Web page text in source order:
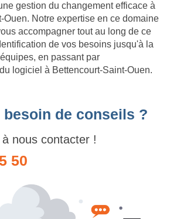
gestion du changement efficace à
Ouen. Notre expertise en ce domaine
accompagner tout au long de ce
de vos besoins jusqu'à la
en passant par
logiciel à Bettencourt-Saint-Ouen.
besoin de conseils ?
nous contacter !
50